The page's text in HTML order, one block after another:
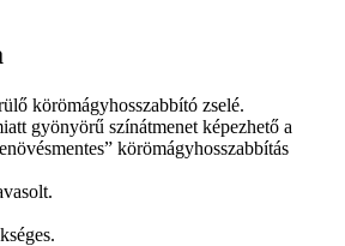
körömágyhosszabbító zselé.
gyönyörű színátmenet képezhető a
körömágyhosszabbítás